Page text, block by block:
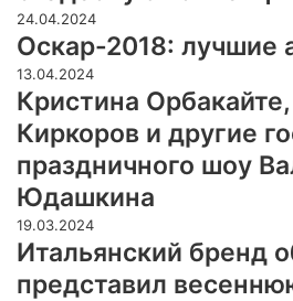
24.04.2024
Оскар-2018: лучшие
13.04.2024
Кристина
Киркоров и другие
праздничного шоу
Юдашкина
19.03.2024
Итальянский бренд
представил